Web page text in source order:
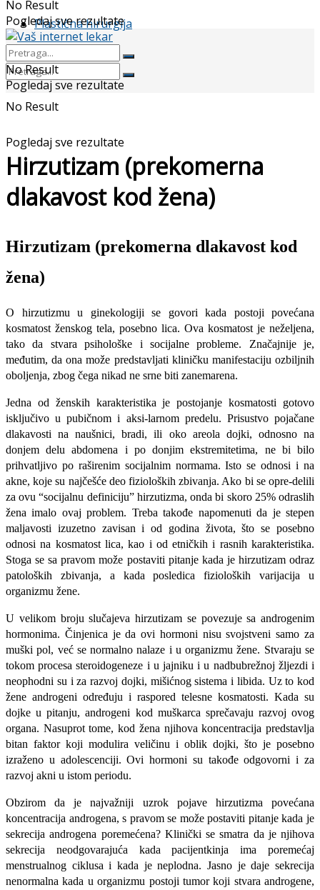
Plastična hirurgija
No Result
Pogledaj sve rezultate
No Result
Pogledaj sve rezultate
No Result
Pogledaj sve rezultate
Hirzutizam (prekomerna
dlakavost kod žena)
Hirzutizam (prekomerna dlakavost kod
žena)
O hirzutizmu u ginekologiji se govori kada postoji povećana
kosmatost ženskog tela, posebno lica. Ova kosmatost je neželjena,
tako da stvara psihološke i socijalne probleme. Značajnije je,
međutim, da ona može predstavljati kliničku manifestaciju ozbiljnih
oboljenja, zbog čega nikad ne srne biti zanemarena.
Jedna od ženskih karakteristika je postojanje kosmatosti gotovo
isključivo u pubičnom i aksi-larnom predelu. Prisustvo pojačane
dlakavosti na naušnici, bradi, ili oko areola dojki, odnosno na
donjem delu abdomena i po donjim ekstremiteti­ma, ne bi bilo
prihvatljivo po raširenim socijal­nim normama. Isto se odnosi i na
akne, koje su najčešće deo fizioloških zbivanja. Ako bi se opre-delili
za ovu “socijalnu definiciju” hirzutizma, onda bi skoro 25% odraslih
žena imalo ovaj prob­lem. Treba takođe napomenuti da je stepen
maljavosti izuzetno zavisan i od godina života, što se posebno
odnosi na kosmatost lica, kao i od etničkih i rasnih karakteristika.
Stoga se sa pravom može postaviti pitanje kada je hirzutizam odraz
patoloških zbivanja, a kada posledica fizio­loških varijacija u
organizmu žene.
U velikom broju slučajeva hirzutizam se povezuje sa androgenim
hormonima. Činjenica je da ovi hormoni nisu svojstveni samo za
muški pol, već se normalno nalaze i u organizmu žene. Stvaraju se
tokom procesa steroidogeneze i u jajniku i u nadbubrežnoj žljezdi i
neophodni su i za razvoj dojki, mišićnog sistema i libida. Uz to kod
žene androgeni određuju i raspored telesne kosmatosti. Kada su
dojke u pitanju, androgeni kod muškarca sprečavaju razvoj ovog
organa. Nasuprot tome, kod žena njihova koncentracija predstavlja
bitan faktor koji modulira veličinu i oblik dojki, što je posebno
izraženo u adolescen­ciji. Ovi hormoni su takođe odgovorni i za
razvoj akni u istom periodu.
Obzirom da je najvažniji uzrok pojave hirzu­tizma povećana
koncentracija androgena, s pravom se može postaviti pitanje kada je
sekrecija androgena poremećena? Klinički se smatra da je njihova
sekrecija neodgovarajuća kada pacijentk­inja ima poremećaj
menstrualnog ciklusa i kada je neplodna. Jasno je daje sekrecija
nenormalna kada u organizmu postoji tumor koji stvara androgene,